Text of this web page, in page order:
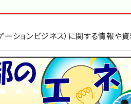
ーションビジネス）に関する情報や